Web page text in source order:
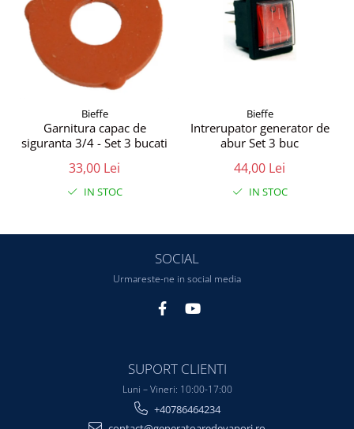
Bieffe
Garnitura capac de
siguranta 3/4 - Set 3 bucati
33,00 Lei
IN STOC
Bieffe
Intrerupator generator de
abur Set 3 buc
44,00 Lei
IN STOC
SOCIAL
Urmareste-ne in social media
SUPORT CLIENTI
Luni – Vineri: 10:00-17:00
+40786464234